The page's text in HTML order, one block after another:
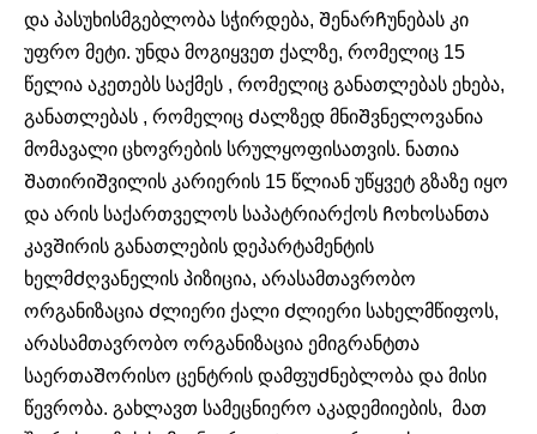
და პასუხისმგებლობა სჭირდება, ᲨენარᲩუნებას კი
უფრო მეტი. უნდა მოგიყვეთ ქალზე, რომელიც 15
წელია აკეთებს საქმეს , რომელიც განათლებას ეხება,
განათლებას , რომელიც Ძალზედ მნიᲨვნელოვანია
მომავალი ცხოვრების სრულყოფისათვის. ნათია
ᲨათირიᲨვილის კარიერის 15 წლიან უწყვეტ გზაზე იყო
და არის საქართველოს საპატრიარქოს Ჩოხოსანთა
კავᲨირის განათლების დეპარტამენტის
ხელმᲫღვანელის პიზიცია, არასამთავრობო
ორგანიზაცია Ძლიერი ქალი Ძლიერი სახელმწიფოს,
არასამთავრობო ორგანიზაცია ემიგრანტთა
საერთაᲨორისო ცენტრის დამფუᲫნებლობა და მისი
წევრობა. გახლავთ სამეცნიერო აკადემიიების, მათ